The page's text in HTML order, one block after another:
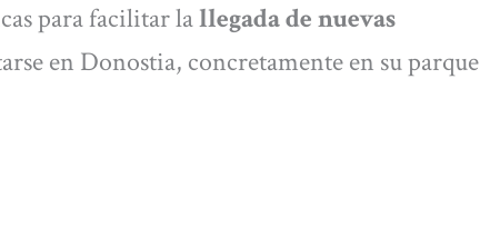
para facilitar lallegada de nuevas
en Donostia, concretamente en su parque